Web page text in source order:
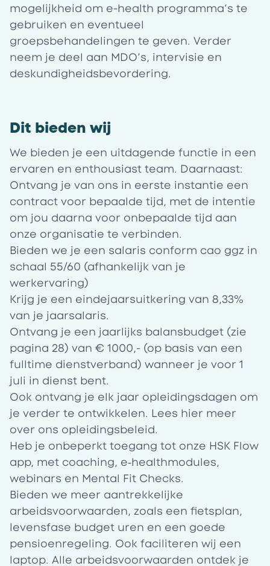
mogelijkheid om e-health programma’s te
gebruiken en eventueel
groepsbehandelingen te geven. Verder
neem je deel aan MDO’s, intervisie en
deskundigheidsbevordering.
Dit bieden wij
We bieden je een uitdagende functie in een
ervaren en enthousiast team. Daarnaast:
Ontvang je van ons in eerste instantie een
contract voor bepaalde tijd, met de intentie
om jou daarna voor onbepaalde tijd aan
onze organisatie te verbinden.
Bieden we je een salaris conform cao ggz in
schaal 55/60 (afhankelijk van je
werkervaring)
Krijg je een eindejaarsuitkering van 8,33%
van je jaarsalaris.
Ontvang je een jaarlijks balansbudget (zie
pagina 28) van € 1000,- (op basis van een
fulltime dienstverband) wanneer je voor 1
juli in dienst bent.
Ook ontvang je elk jaar opleidingsdagen om
je verder te ontwikkelen. Lees hier meer
over ons opleidingsbeleid.
Heb je onbeperkt toegang tot onze HSK Flow
app, met coaching, e‑healthmodules,
webinars en Mental Fit Checks.
Bieden we meer aantrekkelijke
arbeidsvoorwaarden, zoals een fietsplan,
levensfase budget uren en een goede
pensioenregeling. Ook faciliteren wij een
laptop. Alle arbeidsvoorwaarden ontdek je